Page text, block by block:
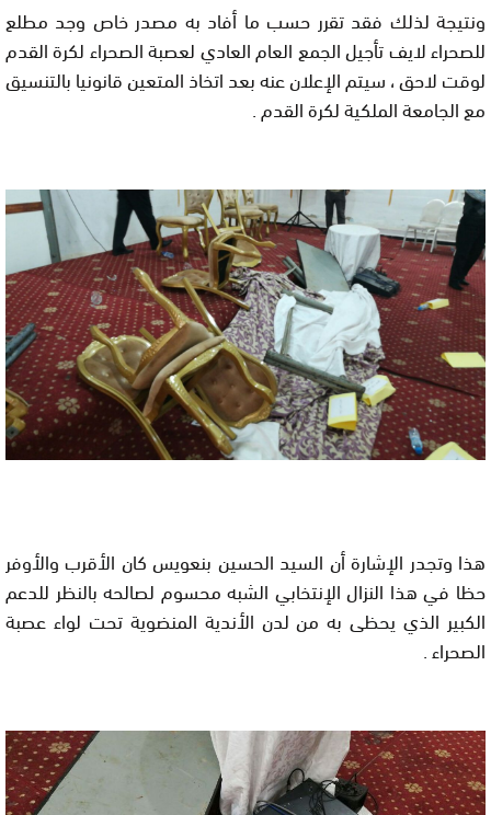
ونتيجة لذلك فقد تقرر حسب ما أفاد به مصدر خاص وجد مطلع
للصحراء لايف تأجيل الجمع العام العادي لعصبة الصحراء لكرة القدم
لوقت لاحق ، سيتم الإعلان عنه بعد اتخاذ المتعين قانونيا بالتنسيق
مع الجامعة الملكية لكرة القدم .
هذا وتجدر الإشارة أن السيد الحسين بنعويس كان الأقرب والأوفر
حظا في هذا النزال الإنتخابي الشبه محسوم لصالحه بالنظر للدعم
الكبير الذي يحظى به من لدن الأندية المنضوية تحت لواء عصبة
الصحراء .